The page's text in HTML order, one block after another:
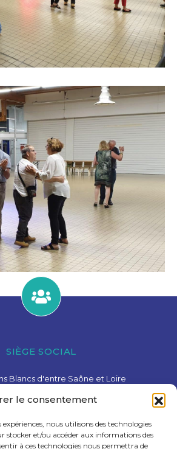
le consentement
nous utilisons des technologies
stocker et/ou accéder aux informations des
à ces technologies nous permettra de
SIÈGE SOCIAL
Blancs d'entre Saône et Loire
28 78
contact@pbesl.fr